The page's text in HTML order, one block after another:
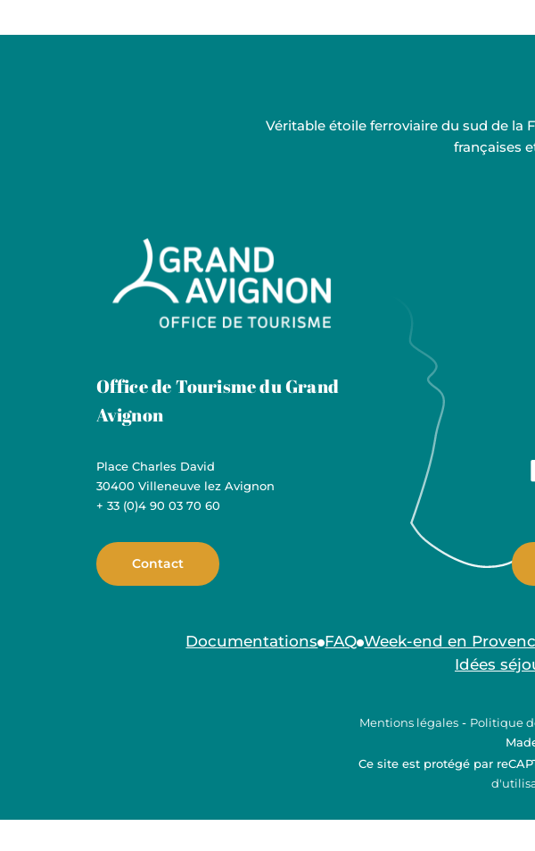
Véritable étoile ferroviaire du sud de la
françaises
Office de Tourisme du Grand
Avignon
Place Charles David
30400 Villeneuve lez Avignon
+ 33 (0)4 90 03 70 60
Contact
Documentations FAQ Week-end en
Idées
Mentions légales - Politique
Ce site est protégé par